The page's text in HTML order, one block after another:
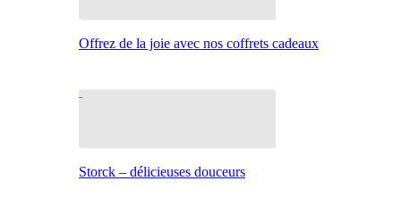
Offrez de la joie avec nos coffrets cadeaux
Storck – délicieuses douceurs